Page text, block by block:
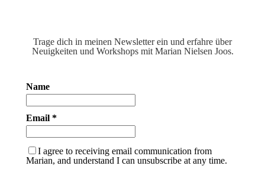
Trage dich in meinen Newsletter ein und erfahre über
Neuigkeiten und Workshops mit Marian Nielsen Joos.
Name
Email *
I agree to receiving email communication from
Marian, and understand I can unsubscribe at any time.